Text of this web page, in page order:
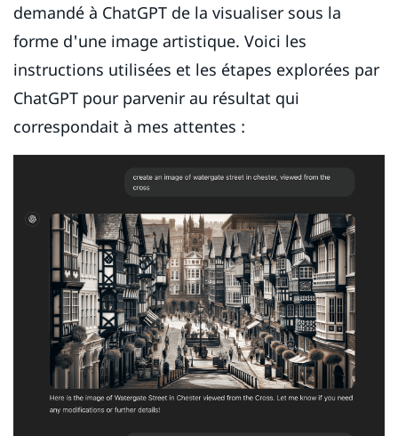
demandé à ChatGPT de la visualiser sous la
forme d'une image artistique. Voici les
instructions utilisées et les étapes explorées par
ChatGPT pour parvenir au résultat qui
correspondait à mes attentes :